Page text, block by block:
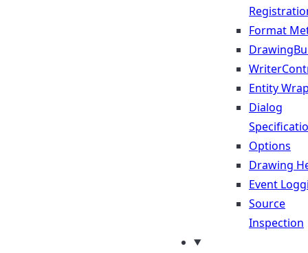
Format
Entity
Dialog
Options
Drawing
Event
Source
Inspection